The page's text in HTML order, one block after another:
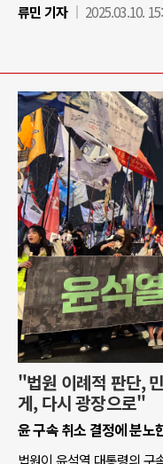
류민 기자
2025.03.10.
"법원 이례적 판단,
게, 다시 광장으로"
윤 구속 취소 결정에 분노
법원이 윤석열 대통령의 구